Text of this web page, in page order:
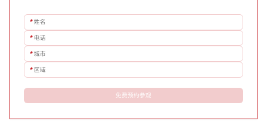
*姓名
* 电话
*城市
* 区域
免费预约参观